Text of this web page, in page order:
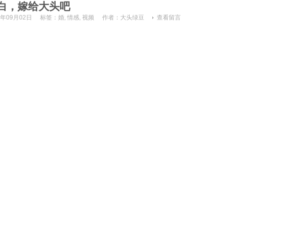
，嫁给大头吧
09月02日 标签： 婚, 情感, 视频 作者： 大头绿豆 查看留言